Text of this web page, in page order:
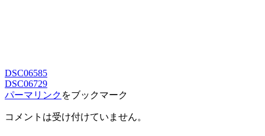
DSC06585
DSC06729
パーマリンク をブックマーク
コメントは受け付けていません。